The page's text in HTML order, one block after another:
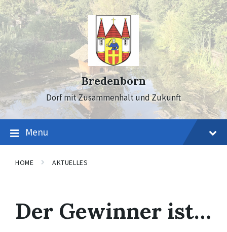
Skip
to
content
Skip
to
main
navigation
Skip
to
footer
Bredenborn
Dorf mit Zusammenhalt und Zukunft
Menu
HOME AKTUELLES
Der Gewinner ist…